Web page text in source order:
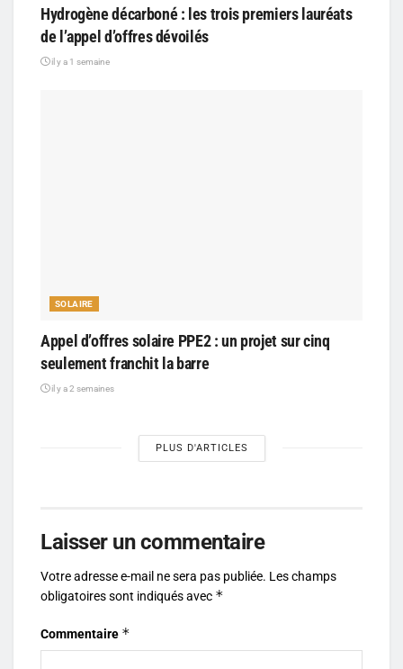
Hydrogène décarboné : les trois premiers lauréats
de l’appel d’offres dévoilés
il y a 1 semaine
SOLAIRE
Appel d’offres solaire PPE2 : un projet sur cinq
seulement franchit la barre
il y a 2 semaines
PLUS D'ARTICLES
Laisser un commentaire
Votre adresse e-mail ne sera pas publiée. Les champs
obligatoires sont indiqués avec *
Commentaire *